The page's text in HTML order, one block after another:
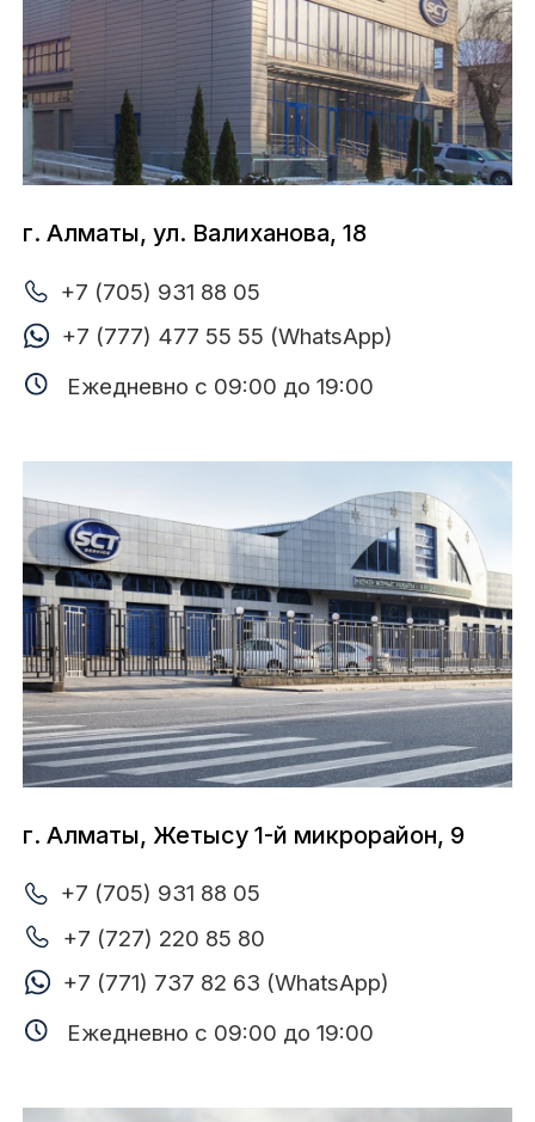
+7 (727) 347 56 88
Ежедневно с 09:00 до 19:00
+7 (705) 931 88 04
г. Алматы, ул. Макатаева, 129в
+7 (705) 931 88 03
+7 (727) 221 23 85
Ежедневно с 09:00 до 19:00
+7 (705) 931 88 02
г. Алматы, Рыскулова проспект, 274